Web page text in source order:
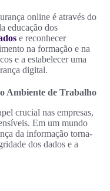
online é através do
educação dos
e reconhecer
na formação e na
e a estabelecer uma
digital.
Ambiente de Trabalho
crucial nas empresas,
Em um mundo
da informação torna-
dos dados e a